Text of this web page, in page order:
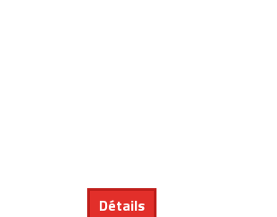
Détails